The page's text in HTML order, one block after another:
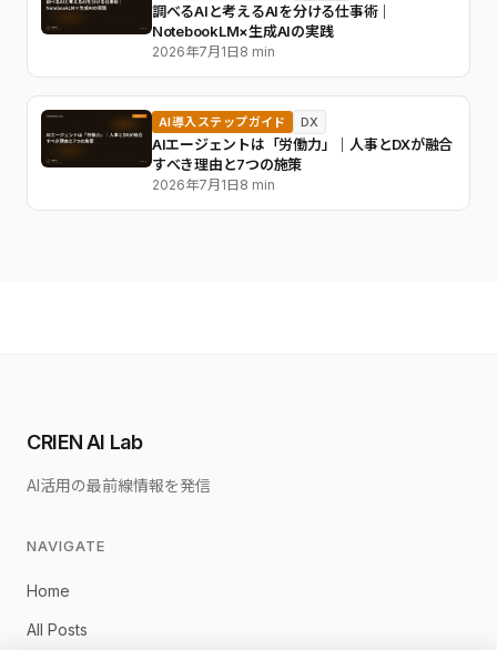
調べるAIと考えるAIを分ける仕事術｜
NotebookLM×生成AIの実践
2026年7月1日8 min
AI導入ステップガイド DX
AIエージェントは「労働力」｜人事とDXが融合
すべき理由と7つの施策
2026年7月1日8 min
CRIEN AI Lab
AI活用の最前線情報を発信
NAVIGATE
Home
All Posts